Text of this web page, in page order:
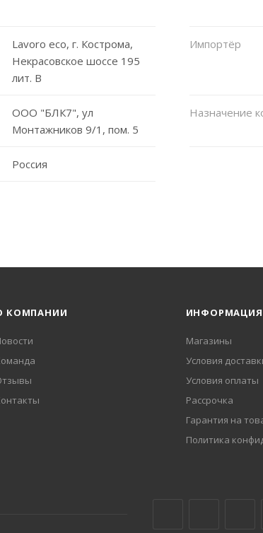
Lavoro eco, г. Кострома,
Некрасовское шоссе 195
лит. В
Импортёр
ООО "БЛК7", ул
Монтажников 9/1, пом. 5
Назначение
Россия
КОМПАНИИ ИНФОРМАЦИЯ
Магазины
Условия
Условия оплаты
Рассрочка
Гарантия на
Политика